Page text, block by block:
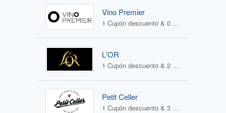
Vino Premier
1 Cupón descuento & 0 Ofertas
L'OR
1 Cupón descuento & 2 Ofertas
Petit Celler
1 Cupón descuento & 3 Ofertas